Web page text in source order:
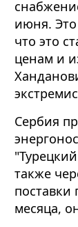
июня.
что это
ценам и
Сербия
также
поставки
месяца,